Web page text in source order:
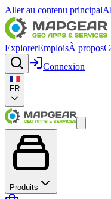
Aller au contenu principal
ExplorerEmploisÀ propos
Connexion
FR
Produits